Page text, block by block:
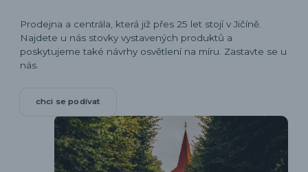
Prodejna a centrála, která již přes 25 let stojí v Jičíně.
Najdete u nás stovky vystavených produktů a
poskytujeme také návrhy osvětlení na míru. Zastavte se u
nás.
chci se podívat